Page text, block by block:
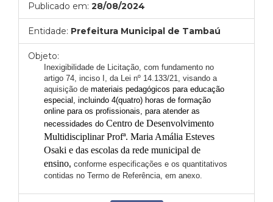
Publicado em: 28/08/2024
Entidade: Prefeitura Municipal de Tambaú
Objeto:
Inexigibilidade de Licitação, com fundamento no
artigo 74, inciso I, da Lei nº 14.133/21, visando a
aquisição demateriais pedagógicos para educação
especial, incluindo 4(quatro) horas de formação
online para os profissionais, para atender as
necessidades doCentro de Desenvolvimento
Multidisciplinar Profª. Maria Amália Esteves
Osaki e das escolas da rede municipal de
ensino,conforme especificações e os quantitativos
contidas no Termo de Referência, em anexo.